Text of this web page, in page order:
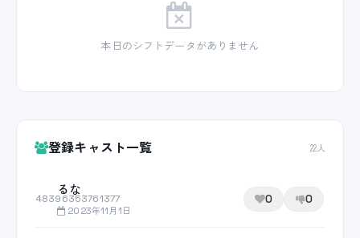
本日のシフトデータがありません
登録キャスト一覧 22人
48396353761377
るな
2023年11月1日
0 0